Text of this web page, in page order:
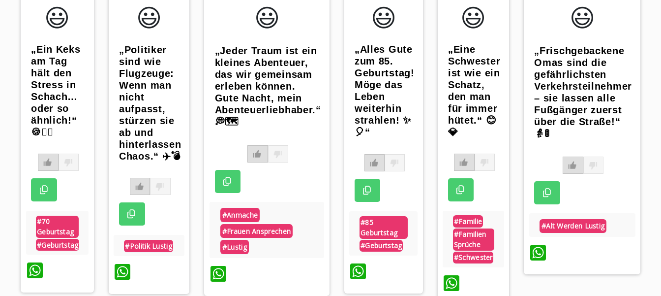
😃️
„Ein Keks
am Tag
hält den
Stress in
Schach…
oder so
ähnlich!“
🍪🤷‍♀️
#70
Geburtstag
#geburtstag
WhatsApp
😃️
„Politiker
sind wie
Flugzeuge:
Wenn man
nicht
aufpasst,
stürzen sie
ab und
hinterlassen
Chaos.“ ✈️💣
#politik Lustig
😃️
„Jeder Traum ist ein
kleines Abenteuer,
das wir gemeinsam
erleben können.
Gute Nacht, mein
Abenteuerliebhaber.“
💭🗺️
#anmache
#frauen Ansprechen
#lustig
WhatsApp
😃️
„Alles Gute
zum 85.
Geburtstag!
Möge das
Leben
weiterhin
strahlen! ✨
🎈“
#85
Geburtstag
#geburtstag
😃️
„Eine
Schwester
ist wie ein
Schatz,
den man
für immer
hütet.“ 😊
💎
#familie
#familien
Sprüche
#schwester
😃️
„Frischgebackene
Omas sind die
gefährlichsten
Verkehrsteilnehmer
– sie lassen alle
Fußgänger zuerst
über die Straße!“
👵🚦
#alt Werden Lustig
WhatsApp